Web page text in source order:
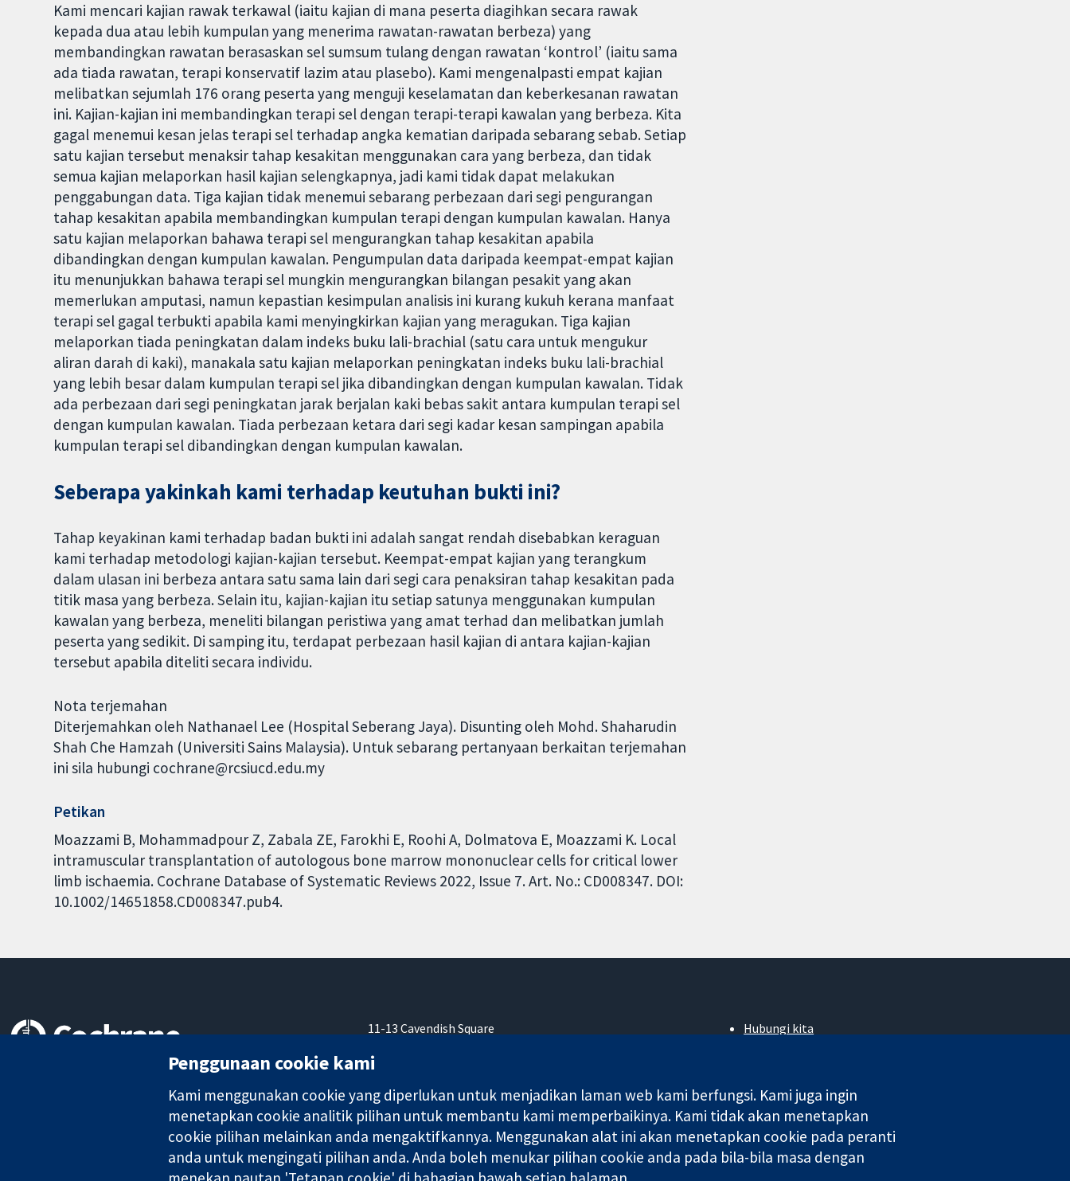
Kami mencari kajian rawak terkawal (iaitu kajian di mana peserta diagihkan secara rawak
kepada dua atau lebih kumpulan yang menerima rawatan-rawatan berbeza) yang
membandingkan rawatan berasaskan sel sumsum tulang dengan rawatan ‘kontrol’ (iaitu sama
ada tiada rawatan, terapi konservatif lazim atau plasebo). Kami mengenalpasti empat kajian
melibatkan sejumlah 176 orang peserta yang menguji keselamatan dan keberkesanan rawatan
ini. Kajian-kajian ini membandingkan terapi sel dengan terapi-terapi kawalan yang berbeza. Kita
gagal menemui kesan jelas terapi sel terhadap angka kematian daripada sebarang sebab. Setiap
satu kajian tersebut menaksir tahap kesakitan menggunakan cara yang berbeza, dan tidak
semua kajian melaporkan hasil kajian selengkapnya, jadi kami tidak dapat melakukan
penggabungan data. Tiga kajian tidak menemui sebarang perbezaan dari segi pengurangan
tahap kesakitan apabila membandingkan kumpulan terapi dengan kumpulan kawalan. Hanya
satu kajian melaporkan bahawa terapi sel mengurangkan tahap kesakitan apabila
dibandingkan dengan kumpulan kawalan. Pengumpulan data daripada keempat-empat kajian
itu menunjukkan bahawa terapi sel mungkin mengurangkan bilangan pesakit yang akan
memerlukan amputasi, namun kepastian kesimpulan analisis ini kurang kukuh kerana manfaat
terapi sel gagal terbukti apabila kami menyingkirkan kajian yang meragukan. Tiga kajian
melaporkan tiada peningkatan dalam indeks buku lali-brachial (satu cara untuk mengukur
aliran darah di kaki), manakala satu kajian melaporkan peningkatan indeks buku lali-brachial
yang lebih besar dalam kumpulan terapi sel jika dibandingkan dengan kumpulan kawalan. Tidak
ada perbezaan dari segi peningkatan jarak berjalan kaki bebas sakit antara kumpulan terapi sel
dengan kumpulan kawalan. Tiada perbezaan ketara dari segi kadar kesan sampingan apabila
kumpulan terapi sel dibandingkan dengan kumpulan kawalan.
Seberapa yakinkah kami terhadap keutuhan bukti ini?
Tahap keyakinan kami terhadap badan bukti ini adalah sangat rendah disebabkan keraguan
kami terhadap metodologi kajian-kajian tersebut. Keempat-empat kajian yang terangkum
dalam ulasan ini berbeza antara satu sama lain dari segi cara penaksiran tahap kesakitan pada
titik masa yang berbeza. Selain itu, kajian-kajian itu setiap satunya menggunakan kumpulan
kawalan yang berbeza, meneliti bilangan peristiwa yang amat terhad dan melibatkan jumlah
peserta yang sedikit. Di samping itu, terdapat perbezaan hasil kajian di antara kajian-kajian
tersebut apabila diteliti secara individu.
Nota terjemahan
Diterjemahkan oleh Nathanael Lee (Hospital Seberang Jaya). Disunting oleh Mohd. Shaharudin
Shah Che Hamzah (Universiti Sains Malaysia). Untuk sebarang pertanyaan berkaitan terjemahan
ini sila hubungi cochrane@rcsiucd.edu.my
Petikan
Moazzami B, Mohammadpour Z, Zabala ZE, Farokhi E, Roohi A, Dolmatova E, Moazzami K. Local
intramuscular transplantation of autologous bone marrow mononuclear cells for critical lower
limb ischaemia. Cochrane Database of Systematic Reviews 2022, Issue 7. Art. No.: CD008347. DOI:
10.1002/14651858.CD008347.pub4.
11-13 Cavendish Square
W1G 0AN
Hubungi kita
Pekerjaan
Cochrane Library
Kolaborasi Cochrane ialah sebuah badan amal (no. 1045921) dan sebuah syarikat terhad oleh jaminan (no. 03044323) yang berdaftar di England & Wales. Nombor pendaftaran VAT GB 718 2127 49.
Penggunaan cookie kami
Kami menggunakan cookie yang diperlukan untuk menjadikan laman web kami berfungsi. Kami juga ingin
menetapkan cookie analitik pilihan untuk membantu kami memperbaikinya. Kami tidak akan menetapkan
cookie pilihan melainkan anda mengaktifkannya. Menggunakan alat ini akan menetapkan cookie pada peranti
anda untuk mengingati pilihan anda. Anda boleh menukar pilihan cookie anda pada bila-bila masa dengan